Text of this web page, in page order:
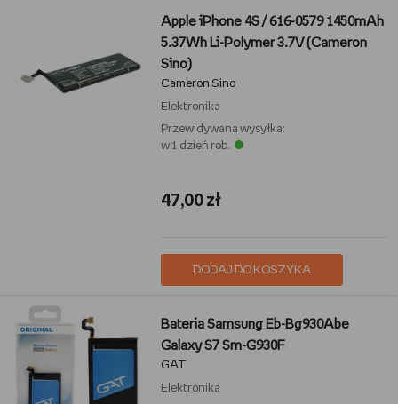
Apple iPhone 4S / 616-0579 1450mAh
5.37Wh Li-Polymer 3.7V (Cameron
Sino)
Cameron Sino
Elektronika
Przewidywana wysyłka:
w 1 dzień rob.
47,00 zł
DODAJ DO KOSZYKA
Bateria Samsung Eb-Bg930Abe
Galaxy S7 Sm-G930F
GAT
Elektronika